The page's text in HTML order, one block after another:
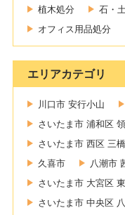
植木処分
石・
オフィス用品処分
エリアカテゴリ
川口市 安行小山
さいたま市 浦和区
さいたま市 西区 三橋
久喜市
八潮市
さいたま市 大宮区
さいたま市 中央区